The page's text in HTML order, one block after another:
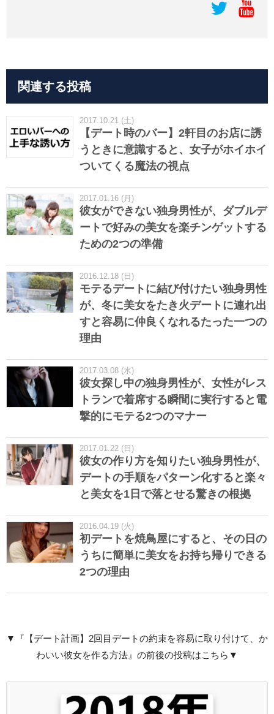
関連する投稿
2017.10.21 (土)
【デート時のバー】2軒目のお店に誘
うときに意識すると、女子がホイホイ
ついてくる魔法の視点
2017.01.16 (月)
彼女ができない独身男性が、ダブルデ
ートで好みの美女を楽チンゲットする
ための2つの準備
2016.12.18 (日)
モテるデートに結び付けたい独身男性
が、冬に美女をたき火デートに連れ出
すと容易に仲良くなれるたった一つの
理由
2017.03.08 (水)
彼女探し中の独身男性が、女性がレス
トランで着席する瞬間に実行すると電
撃的にモテる2つのマナー
2017.01.22 (日)
彼女の作り方を知りたい独身男性が、
デートの手順をパターン化すると楽々
と美女を1日で落とせる驚きの根拠
2016.04.19 (火)
初デートを焼鳥屋にすると、その日の
うちに簡単に美女をお持ち帰りできる
2つの理由
▼『【デート計画】2回目デートの約束を容易に取り付けて、か
わいい彼女を作る方法』の前後の投稿はこちら▼